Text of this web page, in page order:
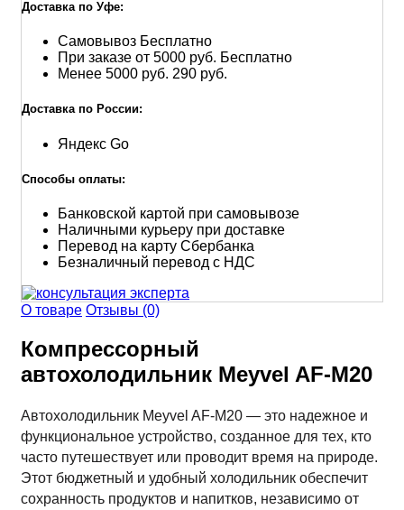
Доставка по Уфе:
Самовывоз Бесплатно
При заказе от 5000 руб. Бесплатно
Менее 5000 руб. 290 руб.
Доставка по России:
Яндекс Go
Способы оплаты:
Банковской картой при самовывозе
Наличными курьеру при доставке
Перевод на карту Сбербанка
Безналичный перевод с НДС
О товаре Отзывы (0)
Компрессорный
автохолодильник Meyvel AF-M20
Автохолодильник Meyvel AF-M20 — это надежное и
функциональное устройство, созданное для тех, кто
часто путешествует или проводит время на природе.
Этот бюджетный и удобный холодильник обеспечит
сохранность продуктов и напитков, независимо от